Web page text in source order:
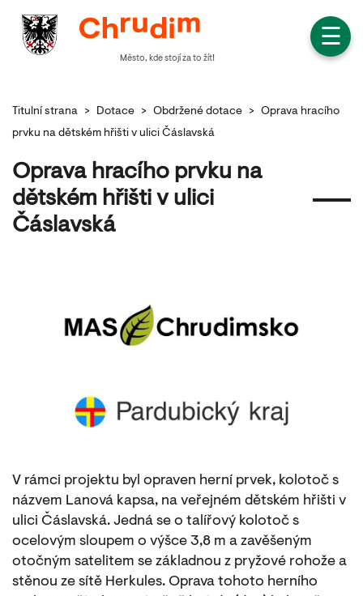
☰
Město, kde stojí za to žít!
Titulní strana > Dotace > Obdržené dotace > Oprava hracího
prvku na dětském hřišti v ulici Čáslavská
Oprava hracího prvku na
dětském hřišti v ulici
Čáslavská
V rámci projektu byl opraven herní prvek, kolotoč s
názvem Lanová kapsa, na veřejném dětském hřišti v
ulici Čáslavská. Jedná se o talířový kolotoč s
ocelovým sloupem o výšce 3,8 m a zavěšeným
otočným satelitem se základnou z pryžové rohože a
stěnou ze sítě Herkules. Oprava tohoto herního